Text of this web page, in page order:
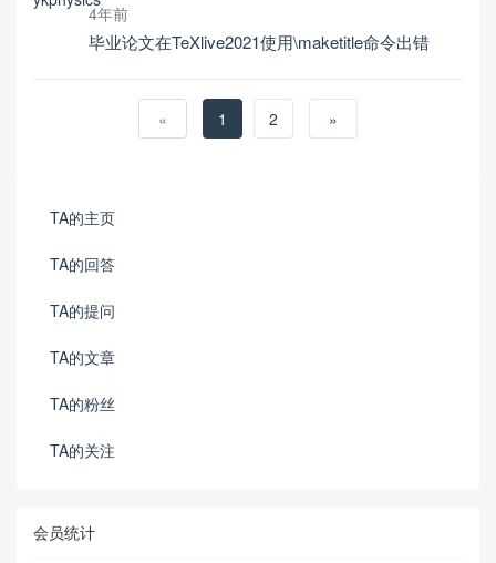
4年前
毕业论文在TeXlive2021使用\maketitle命令出错
« 1 2 »
TA的主页
TA的回答
TA的提问
TA的文章
TA的粉丝
TA的关注
会员统计